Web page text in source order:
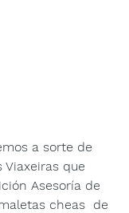
a sorte de
Viaxeiras que
Asesoría de
cheas  de